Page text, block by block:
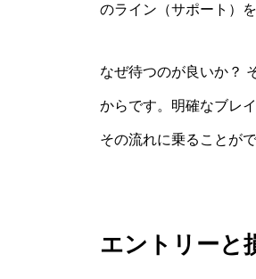
のライン（サポート）
なぜ待つのが良いか？
からです。明確なブレ
その流れに乗ることが
エントリーと